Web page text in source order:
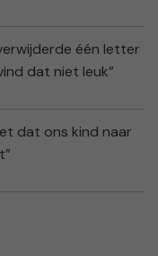
één letter
dat niet leuk”
dat ons kind naar